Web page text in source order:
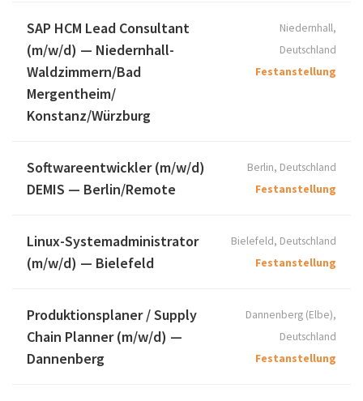
SAP HCM Lead Consultant
(m/w/d) — Niedernhall-
Waldzimmern/Bad
Mergentheim/
Konstanz/Würzburg
Niedernhall,
Deutschland
Festanstellung
Softwareentwickler (m/w/d)
DEMIS — Berlin/Remote
Berlin, Deutschland
Festanstellung
Linux-Systemadministrator
(m/w/d) — Bielefeld
Bielefeld, Deutschland
Festanstellung
Produktionsplaner / Supply
Chain Planner (m/w/d) —
Dannenberg
Dannenberg (Elbe),
Deutschland
Festanstellung